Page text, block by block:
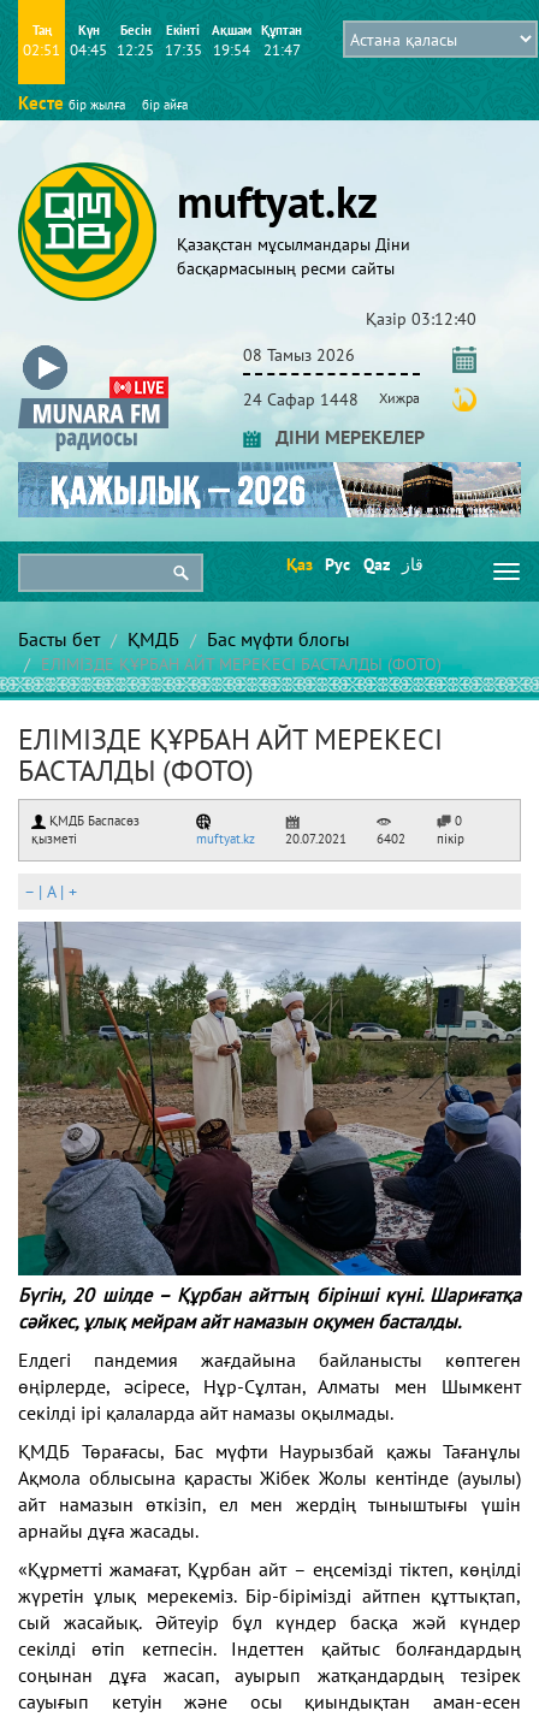
Таң
02:51
Күн
04:45
Бесін
12:25
Екінті
17:35
Ақшам
19:54
Құптан
21:47
Кесте бір жылға бір айға
muftyat.kz
Қазақстан мұсылмандары Діни
басқармасының ресми сайты
Қазір 03:12:42
08 Тамыз 2026
24 Сафар 1448 Хижра
ДІНИ МЕРЕКЕЛЕР
Қаз Рус Qaz قاز
Басты бет ҚМДБ Бас мүфти блогы
ЕЛІМІЗДЕ ҚҰРБАН АЙТ МЕРЕКЕСІ БАСТАЛДЫ (ФОТО)
ЕЛІМІЗДЕ ҚҰРБАН АЙТ МЕРЕКЕСІ
БАСТАЛДЫ (ФОТО)
ҚМДБ Баспасөз
қызметі
muftyat.kz 20.07.2021 6402
0
пікір
– | A| +
Бүгін, 20 шілде – Құрбан айттың бірінші күні. Шариғатқа
сәйкес, ұлық мейрам айт намазын оқумен басталды.
Елдегі пандемия жағдайына байланысты көптеген
өңірлерде, әсіресе, Нұр-Сұлтан, Алматы мен Шымкент
секілді ірі қалаларда айт намазы оқылмады.
ҚМДБ Төрағасы, Бас мүфти Наурызбай қажы Тағанұлы
Ақмола облысына қарасты Жібек Жолы кентінде (ауылы)
айт намазын өткізіп, ел мен жердің тыныштығы үшін
арнайы дұға жасады.
«Құрметті жамағат, Құрбан айт – еңсемізді тіктеп, көңілді
жүретін ұлық мерекеміз. Бір-бірімізді айтпен құттықтап,
сый жасайық. Әйтеуір бұл күндер басқа жәй күндер
секілді өтіп кетпесін. Індеттен қайтыс болғандардың
соңынан дұға жасап, ауырып жатқандардың тезірек
сауығып кетуін және осы қиындықтан аман-есен